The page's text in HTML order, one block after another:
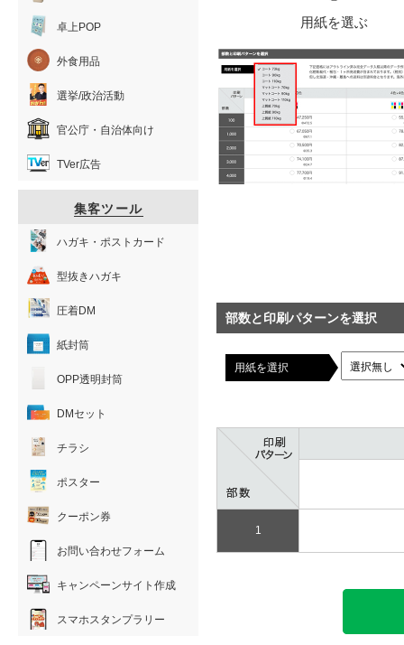
用紙を選ぶ
部数と印刷パターンを選択
用紙を選択
1
卓上POP
外食用品
選挙/政治活動
官公庁・自治体向け
TVer広告
集客ツール
ハガキ・ポストカード
型抜きハガキ
圧着DM
紙封筒
OPP透明封筒
DMセット
チラシ
ポスター
クーポン券
お問い合わせフォーム
キャンペーンサイト作成
スマホスタンプラリー